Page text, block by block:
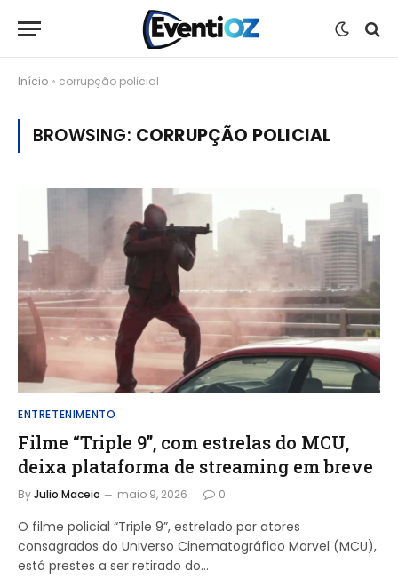
Início » corrupção policial
BROWSING: CORRUPÇÃO POLICIAL
ENTRETENIMENTO
Filme “Triple 9”, com estrelas do MCU,
deixa plataforma de streaming em breve
ByJulio Maceio maio 9, 2026 0
O filme policial “Triple 9”, estrelado por atores
consagrados do Universo Cinematográfico Marvel (MCU),
está prestes a ser retirado do…